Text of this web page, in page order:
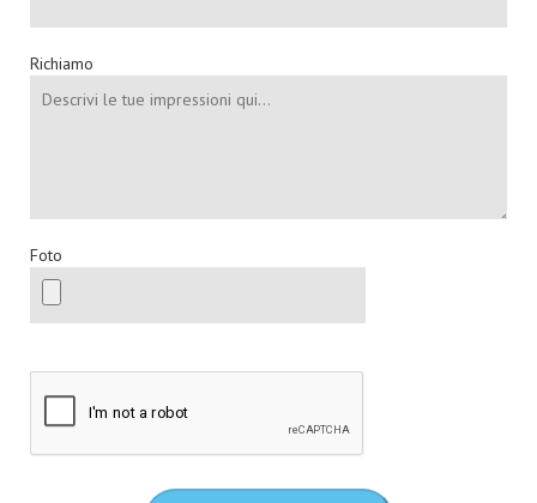
Richiamo
Foto